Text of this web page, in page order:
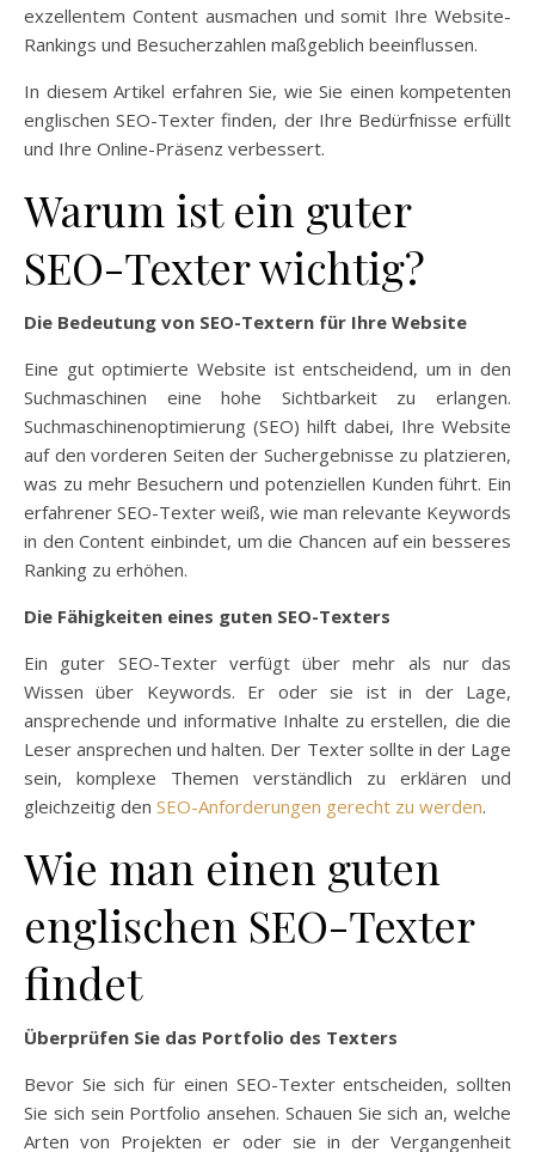
exzellentem Content ausmachen und somit Ihre Website-
Rankings und Besucherzahlen maßgeblich beeinflussen.
In diesem Artikel erfahren Sie, wie Sie einen kompetenten
englischen SEO-Texter finden, der Ihre Bedürfnisse erfüllt
und Ihre Online-Präsenz verbessert.
Warum ist ein guter
SEO-Texter wichtig?
Die Bedeutung von SEO-Textern für Ihre Website
Eine gut optimierte Website ist entscheidend, um in den
Suchmaschinen eine hohe Sichtbarkeit zu erlangen.
Suchmaschinenoptimierung (SEO) hilft dabei, Ihre Website
auf den vorderen Seiten der Suchergebnisse zu platzieren,
was zu mehr Besuchern und potenziellen Kunden führt. Ein
erfahrener SEO-Texter weiß, wie man relevante Keywords
in den Content einbindet, um die Chancen auf ein besseres
Ranking zu erhöhen.
Die Fähigkeiten eines guten SEO-Texters
Ein guter SEO-Texter verfügt über mehr als nur das
Wissen über Keywords. Er oder sie ist in der Lage,
ansprechende und informative Inhalte zu erstellen, die die
Leser ansprechen und halten. Der Texter sollte in der Lage
sein, komplexe Themen verständlich zu erklären und
gleichzeitig den SEO-Anforderungen gerecht zu werden.
Wie man einen guten
englischen SEO-Texter
findet
Überprüfen Sie das Portfolio des Texters
Bevor Sie sich für einen SEO-Texter entscheiden, sollten
Sie sich sein Portfolio ansehen. Schauen Sie sich an, welche
Arten von Projekten er oder sie in der Vergangenheit